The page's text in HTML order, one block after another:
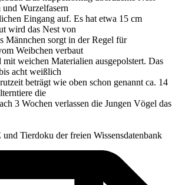
und Wurzelfasern
Eingang auf. Es hat etwa 15 cm
wird das Nest von
Männchen sorgt in der Regel für
Weibchen verbaut
weichen Materialien ausgepolstert. Das
acht weißlich
beträgt wie oben schon genannt ca. 14
die
3 Wochen verlassen die Jungen Vögel das
Tierdoku der freien Wissensdatenbank